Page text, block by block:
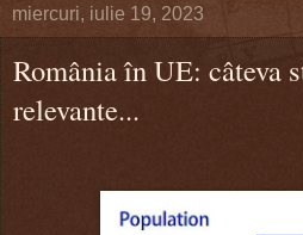
miercuri, iulie 19, 2023
România în UE: câteva
relevante...